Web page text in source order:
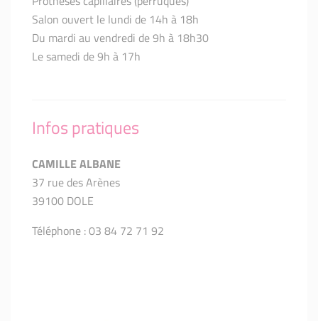
Salon ouvert le lundi de 14h à 18h
Du mardi au vendredi de 9h à 18h30
Le samedi de 9h à 17h
Infos pratiques
CAMILLE ALBANE
37 rue des Arènes
39100 DOLE
Téléphone : 03 84 72 71 92